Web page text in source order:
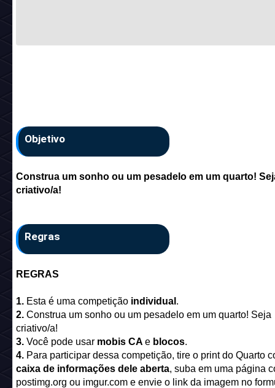
Objetivo
Construa um sonho ou um pesadelo em um quarto!
criativo/a!
Regras
REGRAS
1. Esta é uma competição individual .
2. Construa um sonho ou um pesadelo em um quarto! Seja
criativo/a!
3. Você pode usar mobis CA e blocos.
4. Para participar dessa competição, tire o print do Quarto
caixa de informações dele aberta, suba em uma página
postimg.org ou imgur.com e envie o link da imagem no